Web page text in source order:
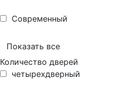
Современный
Показать все
Количество дверей
четырехдверный